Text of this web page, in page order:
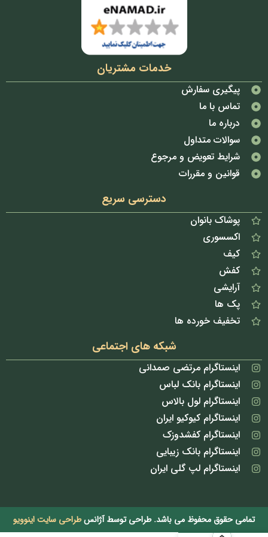
خدمات مشتریان
پیگیری سفارش
تماس با ما
درباره ما
سوالات متداول
شرایط تعویض و مرجوع
قوانین و مقررات
دسترسی سریع
پوشاک بانوان
اکسسوری
کیف
کفش
آرایشی
پک ها
تخفیف خورده ها
شبکه های اجتماعی
اینستاگرام مرتضی صمدانی
اینستاگرام بانک لباس
اینستاگرام لول بالاس
اینستاگرام کیوکیو ایران
اینستاگرام کفشدوزک
اینستاگرام بانک زیبایی
اینستاگرام لپ گلی ایران
تمامی حقوق محفوظ می باشد. طراحی توسط آژانسطراحی سایت اینوویو